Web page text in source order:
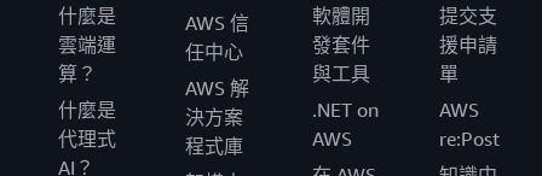
什麼是
雲端運
算？
什麼是
代理式
AI？
AWS 信
任中心
AWS 解
決方案
程式庫
軟體開
發套件
與工具
.NET on
AWS
提交支
援申請
單
AWS
re:Post